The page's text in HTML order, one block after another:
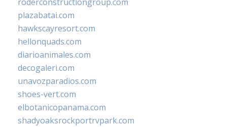
plazabatai.com
hawkscayresort.com
hellonquads.com
diarioanimales.com
decogaleri.com
unavozparadios.com
shoes-vert.com
elbotanicopanama.com
shadyoaksrockportrvpark.com